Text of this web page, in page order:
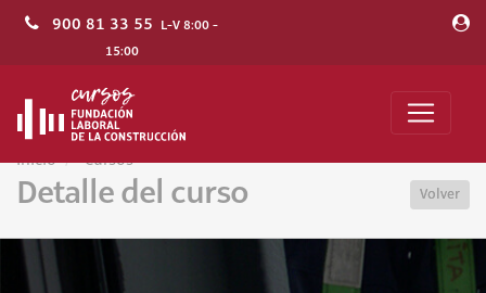
900 81 33 55 L-V 8:00 -
15:00
Inicio Cursos
Detalle del curso Volver